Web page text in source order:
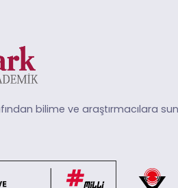
bilime ve araştırmacılara